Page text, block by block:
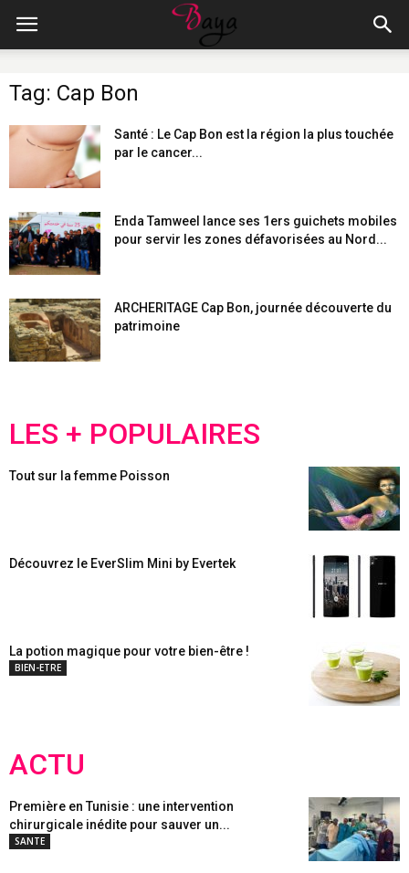
Tag: Cap Bon
Santé : Le Cap Bon est la région la plus touchée
par le cancer...
Enda Tamweel lance ses 1ers guichets mobiles
pour servir les zones défavorisées au Nord...
ARCHERITAGE Cap Bon, journée découverte du
patrimoine
LES + POPULAIRES
Tout sur la femme Poisson
Découvrez le EverSlim Mini by Evertek
La potion magique pour votre bien-être !
BIEN-ETRE
ACTU
Première en Tunisie : une intervention
chirurgicale inédite pour sauver un...
SANTE